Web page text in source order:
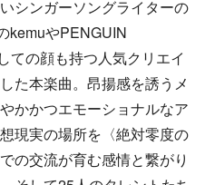
シンガーソングライターの
kemuやPENGUIN
ての顔も持つ人気クリエイ
た本楽曲。昂揚感を誘うメ
かかつエモーショナルなア
現実の場所を〈絶対零度の
の交流が育む感情と繋がり